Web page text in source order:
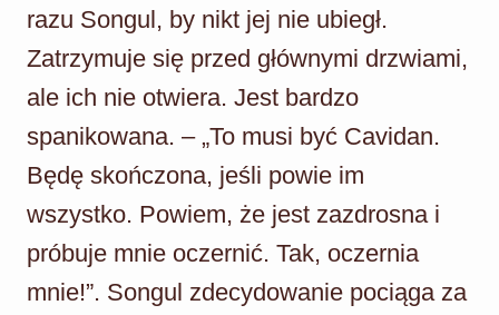
razu Songul, by nikt jej nie ubiegł.
Zatrzymuje się przed głównymi drzwiami,
ale ich nie otwiera. Jest bardzo
spanikowana. – „To musi być Cavidan.
Będę skończona, jeśli powie im
wszystko. Powiem, że jest zazdrosna i
próbuje mnie oczernić. Tak, oczernia
mnie!”. Songul zdecydowanie pociąga za